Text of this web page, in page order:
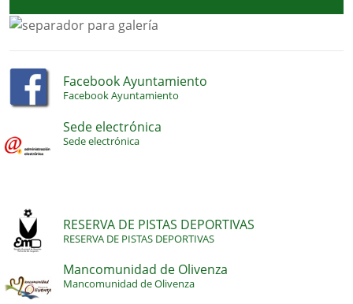
Facebook Ayuntamiento
Facebook Ayuntamiento
Sede electrónica
Sede electrónica
RESERVA DE PISTAS DEPORTIVAS
RESERVA DE PISTAS DEPORTIVAS
Mancomunidad de Olivenza
Mancomunidad de Olivenza